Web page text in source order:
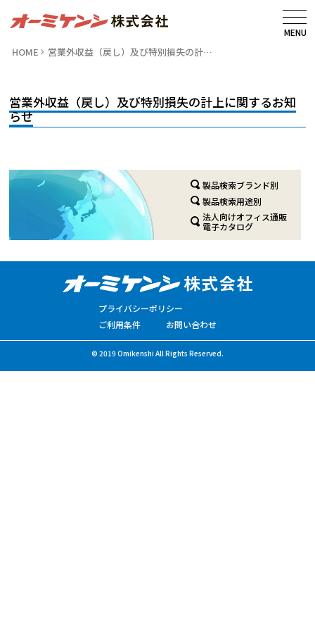
MENU
HOME 営業外収益（戻し）及び特別損失の計…
営業外収益（戻し）及び特別損失の計上に関するお知
らせ
製品検索ブランド別
製品検索用途別
法人向けオフィス通販
電子カタログ
プライバシーポリシー
ご利用条件
お問い合わせ
© 2019 Omikenshi All Rights Reserved.